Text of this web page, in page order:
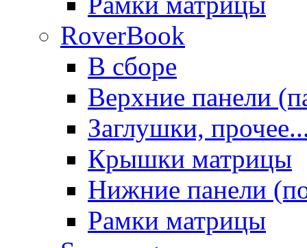
RoverBook
В сборе
Верхние панели
Заглушки,
Крышки матрицы
Нижние панели
Рамки матрицы